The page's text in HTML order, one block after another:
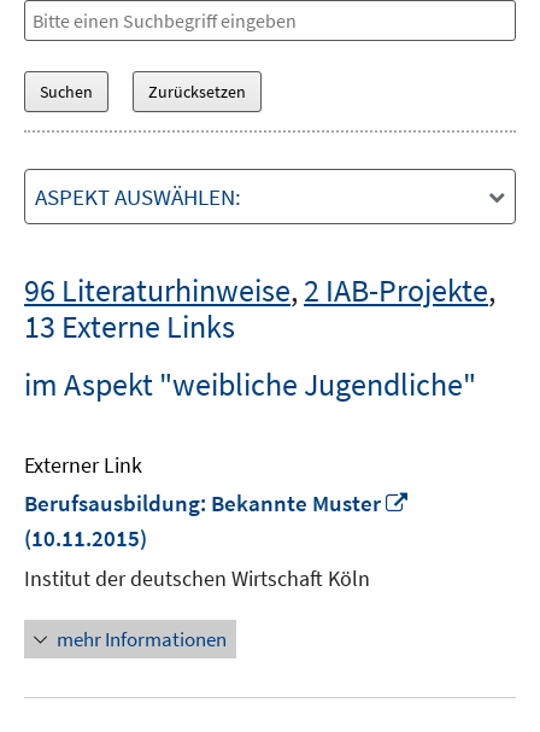
ASPEKT AUSWÄHLEN:
96 Literaturhinweise,2 IAB-Projekte,
13 Externe Links
im Aspekt "weibliche Jugendliche"
Externer Link
Berufsausbildung: Bekannte Muster
(10.11.2015)
Institut der deutschen Wirtschaft Köln
mehr Informationen